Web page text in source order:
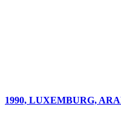
1990, LUXEMBURG,